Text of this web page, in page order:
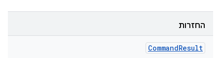
החזרות
CommandResult